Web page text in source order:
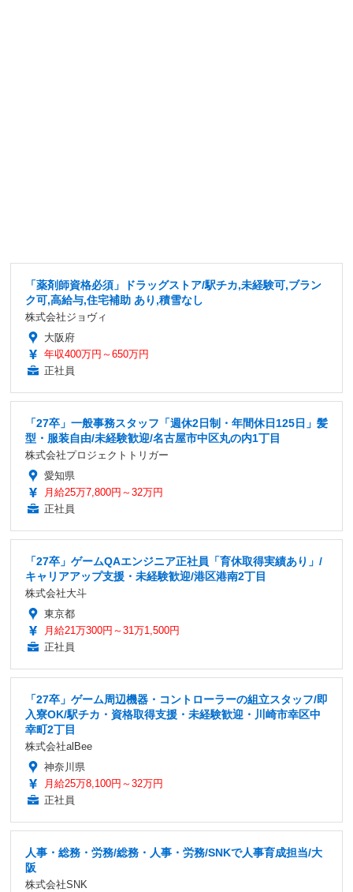
「薬剤師資格必須」ドラッグストア/駅チカ,未経験可,ブラン
ク可,高給与,住宅補助 あり,積雪なし
株式会社ジョヴィ
大阪府
年収400万円～650万円
正社員
「27卒」一般事務スタッフ「週休2日制・年間休日125日」髪
型・服装自由/未経験歓迎/名古屋市中区丸の内1丁目
株式会社プロジェクトトリガー
愛知県
月給25万7,800円～32万円
正社員
「27卒」ゲームQAエンジニア正社員「育休取得実績あり」/
キャリアアップ支援・未経験歓迎/港区港南2丁目
株式会社大斗
東京都
月給21万300円～31万1,500円
正社員
「27卒」ゲーム周辺機器・コントローラーの組立スタッフ/即
入寮OK/駅チカ・資格取得支援・未経験歓迎・川崎市幸区中
幸町2丁目
株式会社alBee
神奈川県
月給25万8,100円～32万円
正社員
人事・総務・労務/総務・人事・労務/SNKで人事育成担当/大
阪
株式会社SNK